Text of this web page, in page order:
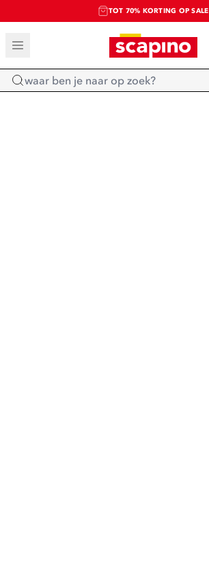
TOT 70% KORTING OP SALE
SALE: LAATSTE KANS!
SHOP NIEUW
Home